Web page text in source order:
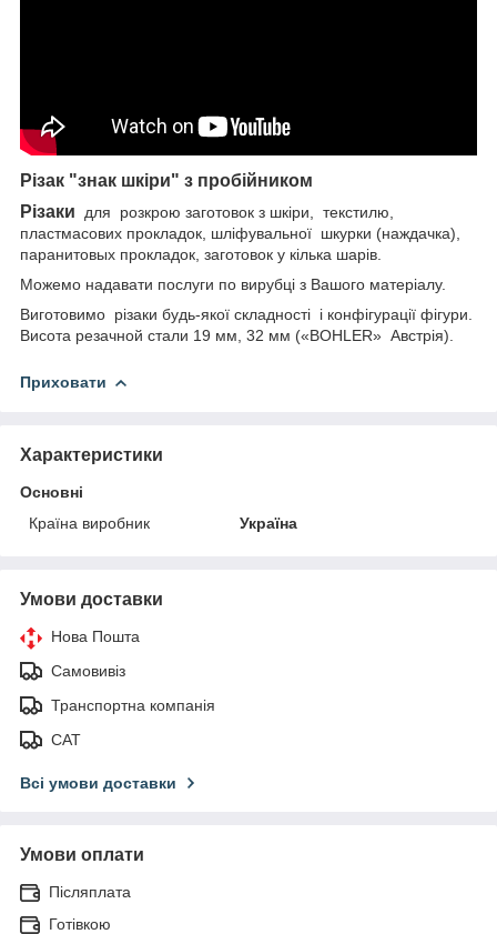
Різак "знак шкіри" з пробійником
Різаки
для розкрою заготовок з шкіри,
текстилю,
пластмасових прокладок, шліфувальної шкурки (наждачка),
паранитовых прокладок, заготовок у кілька шарів.
Можемо надавати послуги по вирубці з Вашого матеріалу.
Виготовимо різаки будь-якої складності і конфігурації фігури.
Висота резачной стали 19 мм, 32 мм («BOHLER» Австрія).
Приховати
Характеристики
Основні
Країна виробник
Україна
Умови доставки
Нова Пошта
Самовивіз
Транспортна компанія
САТ
Всі умови доставки
Умови оплати
Післяплата
Готівкою